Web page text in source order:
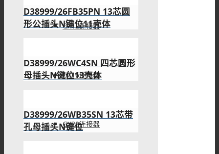
GX12连接器
GX16连接器
GX20连接器
D38999/26FB35PN 13芯圆
形公插头N键位11壳体
D38999/26WC4SN 四芯圆形
母插头N键位13壳体
D38999/26WB35SN 13芯带
孔母插头N键位